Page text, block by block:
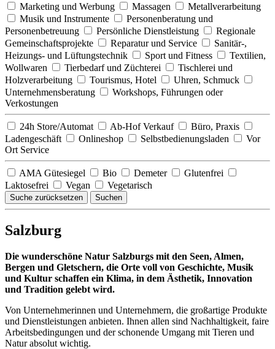
Marketing und Werbung
Massagen
Metallverarbeitung
Musik und Instrumente
Personenberatung und
Personenbetreuung
Persönliche Dienstleistung
Regionale
Gemeinschaftsprojekte
Reparatur und Service
Sanitär-,
Heizungs- und Lüftungstechnik
Sport und Fitness
Textilien,
Wollwaren
Tierbedarf und Züchterei
Tischlerei und
Holzverarbeitung
Tourismus, Hotel
Uhren, Schmuck
Unternehmensberatung
Workshops, Führungen oder
Verkostungen
24h Store/Automat Ab-Hof Verkauf
Büro, Praxis
Ladengeschäft
Onlineshop Selbstbedienungsladen
Vor
Ort Service
AMA Gütesiegel Bio Demeter
Glutenfrei
Laktosefrei
Vegan Vegetarisch
Suche zurücksetzen Suchen
Salzburg
Die wunderschöne Natur Salzburgs mit den Seen, Almen,
Bergen und Gletschern, die Orte voll von Geschichte, Musik
und Kultur schaffen ein Klima, in dem Ästhetik, Innovation
und Tradition gelebt wird.
Von Unternehmerinnen und Unternehmern, die großartige Produkte
und Dienstleistungen anbieten. Ihnen allen sind Nachhaltigkeit, faire
Arbeitsbedingungen und der schonende Umgang mit Tieren und
Natur absolut wichtig.